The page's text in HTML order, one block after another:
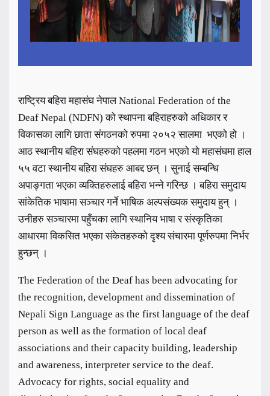
राष्ट्रिय बहिरा महासंघ नेपाल National Federation of the
Deaf Nepal (NDFN) को स्थापना बहिराहरुको अधिकार र
विकासका लागि छाता संगठनको रुपमा २०५२ सालमा भएको हो ।
आठ स्थानीय बहिरा संघहरुको पहलमा गठन भएको यो महासंघमा हाल
५५ वटा स्थानीय बहिरा संघहरु आबद्द छन् । सुनाई सम्बन्धि
अपाङ्गता भएका व्यक्तिहरुलाई बहिरा भन्ने गरिन्छ । बहिरा समुदाय
सांकेतिक भाषामा सञ्चार गर्ने भाषिक अल्पसंख्यक समुदाय हुन् ।
उनीहरु सञ्चारमा पहुँचका लागि स्थानिय भाषा र संस्कृतिका
आधारमा विकसित भएका संकेतहरुको दृश्य संचारमा पूर्णरुपमा निर्भर
हुन्छन् ।
The Federation of the Deaf has been advocating for
the recognition, development and dissemination of
Nepali Sign Language as the first language of the deaf
person as well as the formation of local deaf
associations and their capacity building, leadership
and awareness, interpreter service to the deaf.
Advocacy for rights, social equality and